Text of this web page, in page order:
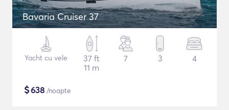
Bavaria Cruiser 37
Yacht cu vele
37 ft
11 m
7 3 4
$638 /noapte